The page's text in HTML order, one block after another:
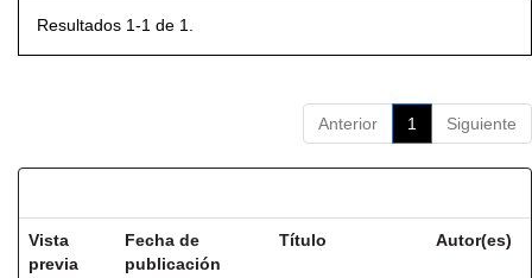
Resultados 1-1 de 1.
Anterior 1 Siguiente
Vista
previa
Fecha de
publicación
Título Autor(es)